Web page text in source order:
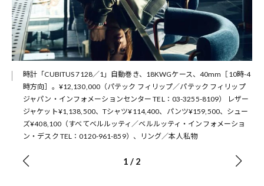
時計「CUBITUS 7128／1」自動巻き、18KWGケース、40mm［10時-4
時方向］。¥12,130,000（パテック フィリップ／パテック フィリップ
ジャパン・インフォメーションセンター TEL：03-3255-8109） レザー
ジャケット¥1,138,500、Tシャツ¥114,400、パンツ¥159,500、シュー
ズ¥408,100（すべてベルルッティ／ベルルッティ・インフォメーショ
ン・デスク TEL：0120-961-859）、リング／本人私物
1 / 2